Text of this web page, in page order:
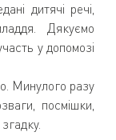
дитячі речі,
Дякуємо
у допомозі
Минулого разу
посмішки,